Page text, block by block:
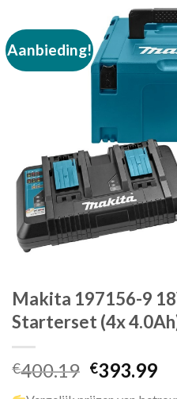
Aanbieding!
Makita 197156-9
Starterset (4x
€400.19 €393.99